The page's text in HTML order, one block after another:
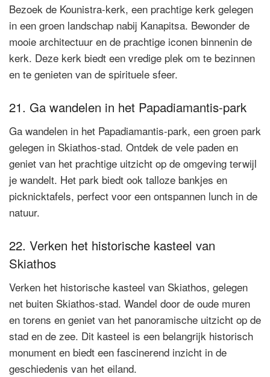
Bezoek de Kounistra-kerk, een prachtige kerk gelegen
in een groen landschap nabij Kanapitsa. Bewonder de
mooie architectuur en de prachtige iconen binnenin de
kerk. Deze kerk biedt een vredige plek om te bezinnen
en te genieten van de spirituele sfeer.
21. Ga wandelen in het Papadiamantis-park
Ga wandelen in het Papadiamantis-park, een groen park
gelegen in Skiathos-stad. Ontdek de vele paden en
geniet van het prachtige uitzicht op de omgeving terwijl
je wandelt. Het park biedt ook talloze bankjes en
picknicktafels, perfect voor een ontspannen lunch in de
natuur.
22. Verken het historische kasteel van
Skiathos
Verken het historische kasteel van Skiathos, gelegen
net buiten Skiathos-stad. Wandel door de oude muren
en torens en geniet van het panoramische uitzicht op de
stad en de zee. Dit kasteel is een belangrijk historisch
monument en biedt een fascinerend inzicht in de
geschiedenis van het eiland.